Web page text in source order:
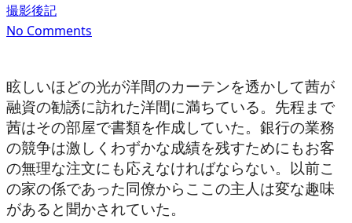
撮影後記
No Comments
眩しいほどの光が洋間のカーテンを透かして茜が
融資の勧誘に訪れた洋間に満ちている。先程まで
茜はその部屋で書類を作成していた。銀行の業務
の競争は激しくわずかな成績を残すためにもお客
の無理な注文にも応えなければならない。以前こ
の家の係であった同僚からここの主人は変な趣味
があると聞かされていた。